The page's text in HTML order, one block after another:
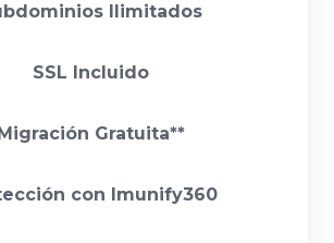
Ilimitados
SSL Incluido
Gratuita**
con Imunify360